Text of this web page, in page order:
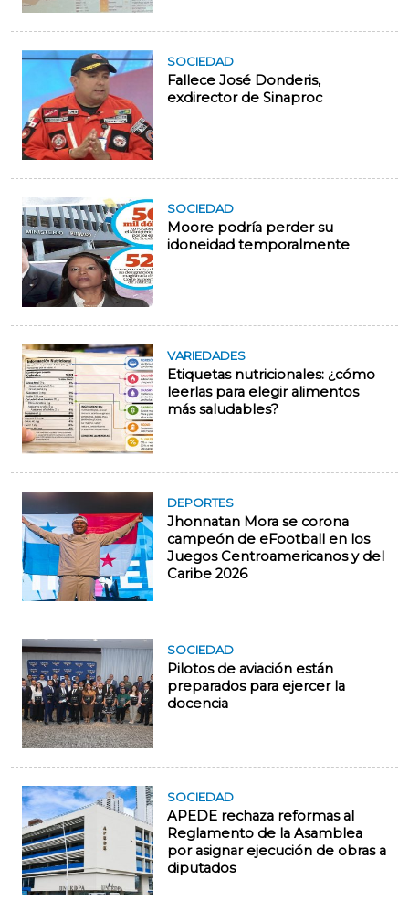
SOCIEDAD
Fallece José Donderis,
exdirector de Sinaproc
SOCIEDAD
Moore podría perder su
idoneidad temporalmente
VARIEDADES
Etiquetas nutricionales: ¿cómo
leerlas para elegir alimentos
más saludables?
DEPORTES
Jhonnatan Mora se corona
campeón de eFootball en los
Juegos Centroamericanos y del
Caribe 2026
SOCIEDAD
Pilotos de aviación están
preparados para ejercer la
docencia
SOCIEDAD
APEDE rechaza reformas al
Reglamento de la Asamblea
por asignar ejecución de obras a
diputados